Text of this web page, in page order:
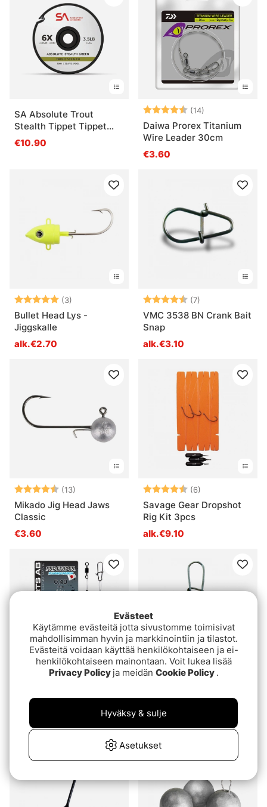
SA Absolute Trout
Stealth Tippet Tippet
Material
€10.90
Arvio: (14)
Daiwa Prorex Titanium
Wire Leader 30cm
€3.60
Arvio: (3)
5.0 5:sta tähdestä
Bullet Head Lys -
Jiggskalle
alk.€2.70
Arvio: (7)
VMC 3538 BN Crank Bait
Snap
alk.€3.10
Arvio: (13)
4.9 5:sta tähdestä
Mikado Jig Head Jaws
Classic
€3.60
Arvio: (6)
Savage Gear Dropshot
Rig Kit 3pcs
alk.€9.10
(19)4.3 5:sta tähdestä
Fluorcarbon
Arvio: (9) 4.1 5:sta
Evästeet
Käytämme evästeitä jotta sivustomme toimisivat
mahdollisimman hyvin ja markkinointiin ja tilastot.
Evästeitä voidaan käyttää henkilökohtaiseen ja ei-
henkilökohtaiseen mainontaan. Voit lukea lisää
Privacy Policy ja meidän Cookie Policy .
Asetukset
Hyväksy & sulje